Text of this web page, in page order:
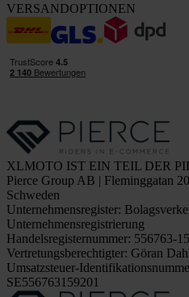
VERSANDOPTIONEN
XLMOTO IST EIN TEIL DER
Pierce Group AB | Fleminggatan
Schweden
Unternehmensregister:
Unternehmensregistrierung
Handelsregisternummer: 556763-
Vertretungsberechtigter: Göran
Umsatzsteuer-
SE556763159201